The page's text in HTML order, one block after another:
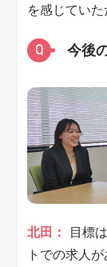
を感じていた
Q 今後
北田：
目標
トでの求人